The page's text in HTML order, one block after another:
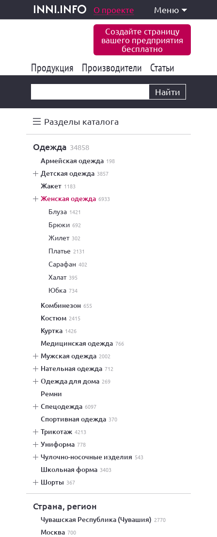
inni.info
и услуги О проекте Меню
Создайте страницу
вашего предприятия
бесплатно
Продукция 177 826
Производители 6 767
Статьи
Найти
Разделы каталога
одежда 34858
армейская одежда 198
детская одежда 3857
жакет 1183
женская одежда 6933
блуза 1421
брюки 692
жилет 302
платье 2131
сарафан 402
халат 395
юбка 734
комбинезон 655
костюм 2415
куртка 1426
медицинская одежда 766
мужская одежда 2002
нательная одежда 712
одежда для дома 269
ремни
спецодежда 6097
спортивная одежда 370
трикотаж 4213
униформа 778
чулочно-носочные изделия 543
школьная форма 3403
шорты 367
Страна, регион
Чувашская Республика (Чувашия) 2770
Москва 700